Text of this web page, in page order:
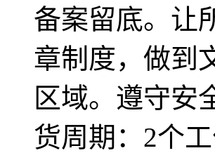
备案留底。让
章制度，做到
区域。遵守安
货周期：2个工